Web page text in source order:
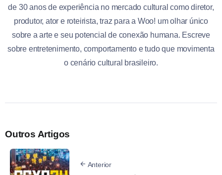
de 30 anos de experiência no mercado cultural como diretor,
produtor, ator e roteirista, traz para a Woo! um olhar único
sobre a arte e seu potencial de conexão humana. Escreve
sobre entretenimento, comportamento e tudo que movimenta
o cenário cultural brasileiro.
Outros Artigos
Anterior